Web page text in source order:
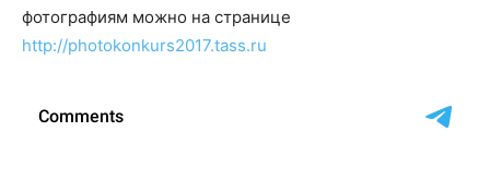
фотографиям можно на странице
http://photokonkurs2017.tass.ru